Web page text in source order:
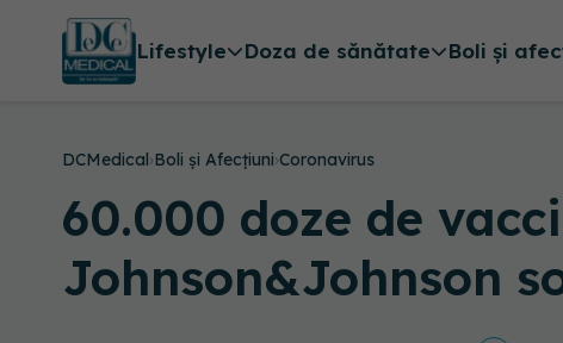
Lifestyle Doza de sănătate Boli și
DCMedical›Boli și Afecțiuni›Coronavirus
60.000 doze de
Johnson&Johnson